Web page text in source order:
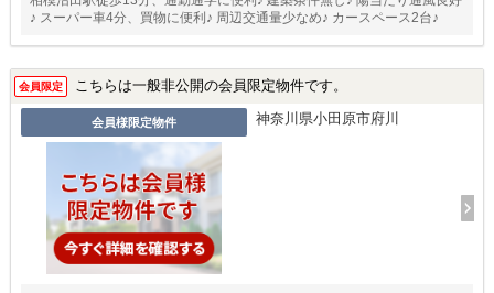
♪ スーパー車4分、買物に便利♪ 周辺交通量少なめ♪ カースペース2台♪
会員限定 こちらは一般非公開の会員限定物件です。
会員様限定物件 神奈川県小田原市府川